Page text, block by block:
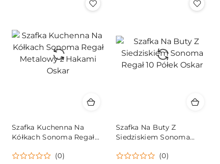
Szafka Kuchenna Na
Kółkach Sonoma Regał
Oskar
(0)
Szafka Na Buty Z
Siedziskiem Sonoma
(0)